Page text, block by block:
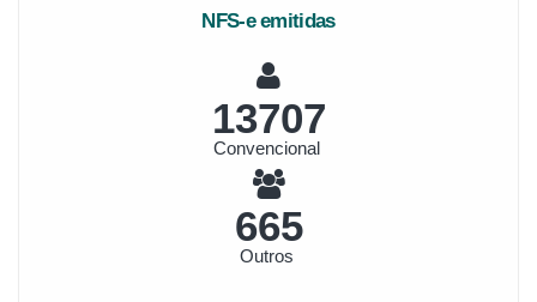
NFS-e emitidas
14686
Convencional
712
Outros